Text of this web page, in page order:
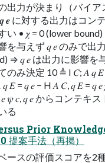
出力が決まり（バイア
𝒆 に対する出力はコン
い • 𝜒 = 0 (lower
を与えず 𝑞 𝑒 のみで出
⇒ 𝑞 𝑒 は出力に影響を
のみ決定 10 ≜ I 𝐶; 𝐴 𝑞 𝐸
𝐸 = 𝑞 𝑒 − H 𝐴 𝐶, 𝑞 𝐸 = 𝑞 𝑒
𝑒 𝜓 𝑐, 𝑞 𝑒 からコンテキ
る
Prior
案手法（再掲）
ースの評価スコアを2